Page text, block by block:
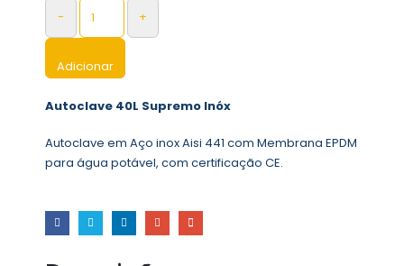
- +
Adicionar
Autoclave 40L Supremo Inóx
Autoclave em Aço inox Aisi 441 com Membrana EPDM
para água potável, com certificação CE.